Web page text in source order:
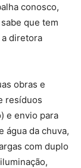
conosco,
que tem
a diretora
obras e
resíduos
e envio para
água da chuva,
com duplo